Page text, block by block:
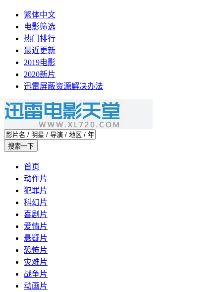
繁体中文
电影筛选
热门排行
最近更新
2019电影
2020新片
迅雷屏蔽资源解决办法
首页
动作片
犯罪片
科幻片
喜剧片
爱情片
悬疑片
恐怖片
灾难片
战争片
动画片